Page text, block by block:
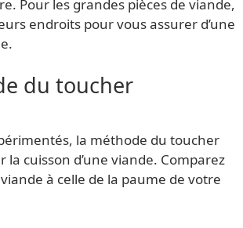
Pour les grandes pièces de viande,
endroits pour vous assurer d’une
du toucher
la méthode du toucher
la cuisson d’une viande. Comparez
à celle de la paume de votre